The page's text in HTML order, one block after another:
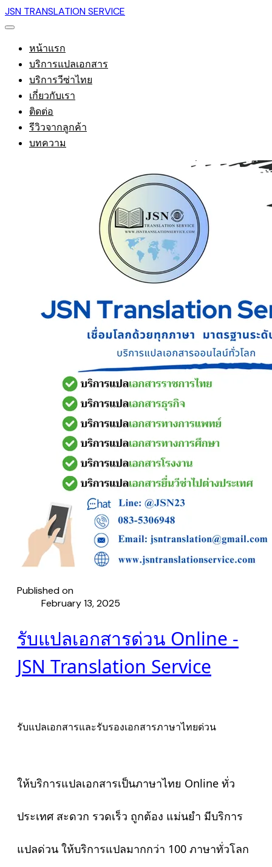
JSN TRANSLATION SERVICE
หน้าแรก
บริการแปลเอกสาร
บริการวีซ่าไทย
เกี่ยวกับเรา
ติดต่อ
รีวิวจากลูกค้า
บทความ
Published on
February 13, 2025
รับแปลเอกสารด่วน Online -
JSN Translation Service
รับแปลเอกสารและรับรองเอกสารภาษาไทยด่วน
ให้บริการแปลเอกสารเป็นภาษาไทย Online ทั่ว
ประเทศ สะดวก รวดเร็ว ถูกต้อง แม่นยำ มีบริการ
แปลด่วน ให้บริการแปลมากกว่า 100 ภาษาทั่วโลก